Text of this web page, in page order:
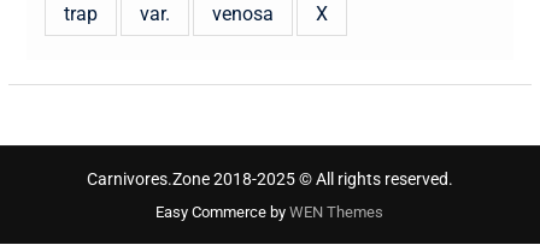
trap var. venosa X
Carnivores.Zone 2018-2025 © All rights reserved.
Easy Commerce byWEN Themes